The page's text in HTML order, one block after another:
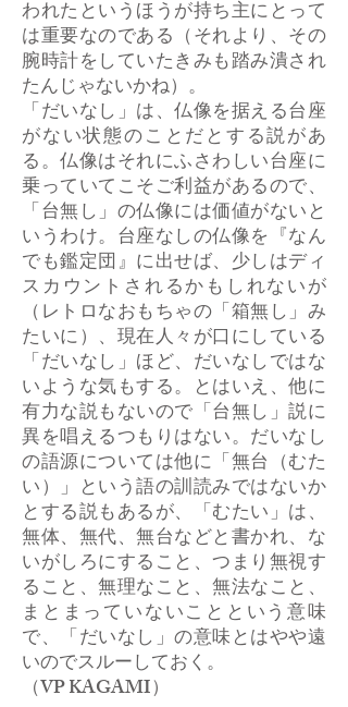
われたというほうが持ち主にとって
は重要なのである（それより、その
腕時計をしていたきみも踏み潰され
たんじゃないかね）。
「だいなし」は、仏像を据える台座
がない状態のことだとする説があ
る。仏像はそれにふさわしい台座に
乗っていてこそご利益があるので、
「台無し」の仏像には価値がないと
いうわけ。台座なしの仏像を『なん
でも鑑定団』に出せば、少しはディ
スカウントされるかもしれないが
（レトロなおもちゃの「箱無し」み
たいに）、現在人々が口にしている
「だいなし」ほど、だいなしではな
いような気もする。とはいえ、他に
有力な説もないので「台無し」説に
異を唱えるつもりはない。だいなし
の語源については他に「無台（むた
い）」という語の訓読みではないか
とする説もあるが、「むたい」は、
無体、無代、無台などと書かれ、な
いがしろにすること、つまり無視す
ること、無理なこと、無法なこと、
まとまっていないことという意味
で、「だいなし」の意味とはやや遠
いのでスルーしておく。
​（VP KAGAMI）